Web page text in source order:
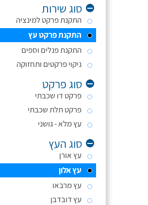
סוג שירות
התקנת פרקט למינציה
התקנת פרקט עץ
התקנת פנלים וספים
ניקוי פרקטים ותחזוקה
סוג פרקט
פרקט דו שכבתי
פרקט תלת שכבתי
עץ מלא - גושני
סוג העץ
עץ אורן
עץ אלון
עץ מרבאו
עץ דובדבן